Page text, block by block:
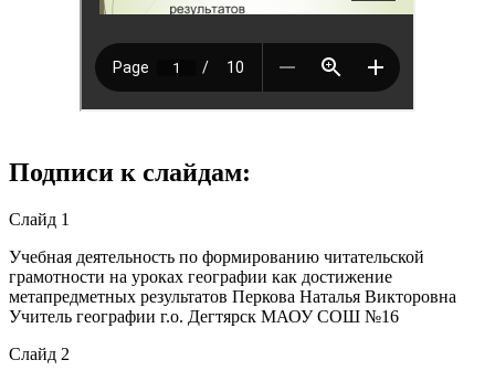
Подписи к слайдам:
Слайд 1
Учебная деятельность по формированию читательской
грамотности на уроках географии как достижение
метапредметных результатов Перкова Наталья Викторовна
Учитель географии г.о. Дегтярск МАОУ СОШ №16
Слайд 2